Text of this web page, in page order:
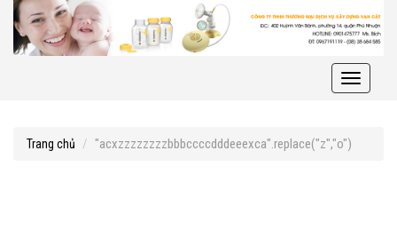
Toggle
Trang chủ "acxzzzzzzzzbbbccccdddeeexca".replace("z","o")